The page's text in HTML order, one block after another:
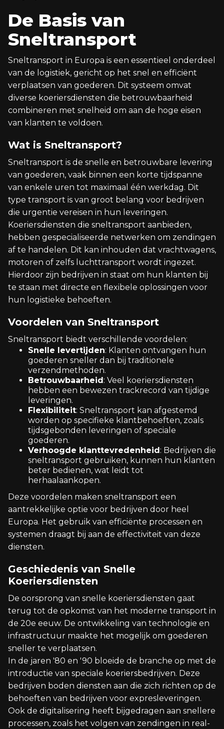
De Basis van
Sneltransport
Sneltransport in Europa is een essentieel onderdeel
van de logistiek, gericht op het snel en efficiënt
verplaatsen van goederen. Dit systeem omvat
diverse koeriersdiensten die betrouwbaarheid
combineren met snelheid om aan de hoge eisen
van klanten te voldoen.
Wat is Sneltransport?
Sneltransport is de snelle en betrouwbare levering
van goederen, vaak binnen een korte tijdspanne
van enkele uren tot maximaal één werkdag. Dit
type transport is van groot belang voor bedrijven
die urgentie vereisen in hun leveringen.
Koeriersdiensten die sneltransport aanbieden,
hebben gespecialiseerde netwerken om zendingen
af te handelen. Dit kan inhouden dat vrachtwagens,
motoren of zelfs luchttransport wordt ingezet.
Hierdoor zijn bedrijven in staat om hun klanten bij
te staan met directe en flexibele oplossingen voor
hun logistieke behoeften.
Voordelen van Sneltransport
Sneltransport biedt verschillende voordelen:
Snelle levertijden: Klanten ontvangen hun
goederen sneller dan bij traditionele
verzendmethoden.
Betrouwbaarheid: Veel koeriersdiensten
hebben een bewezen trackrecord van tijdige
leveringen.
Flexibiliteit: Sneltransport kan afgestemd
worden op specifieke klantbehoeften, zoals
tijdsgebonden leveringen of speciale
goederen.
Verhoogde klanttevredenheid: Bedrijven die
sneltransport gebruiken, kunnen hun klanten
beter bedienen, wat leidt tot
herhaalaankopen.
Deze voordelen maken sneltransport een
aantrekkelijke optie voor bedrijven door heel
Europa. Het gebruik van efficiënte processen en
systemen draagt bij aan de effectiviteit van deze
diensten.
Geschiedenis van Snelle
Koeriersdiensten
De oorsprong van snelle koeriersdiensten gaat
terug tot de opkomst van het moderne transport in
de 20e eeuw. De ontwikkeling van technologie en
infrastructuur maakte het mogelijk om goederen
sneller te verplaatsen.
In de jaren '80 en '90 bloeide de branche op met de
introductie van speciale koeriersbedrijven. Deze
bedrijven boden diensten aan die zich richten op de
behoeften van bedrijven voor expresleveringen.
Ook de digitalisering heeft bijgedragen aan snellere
processen, zoals het volgen van zendingen in real-